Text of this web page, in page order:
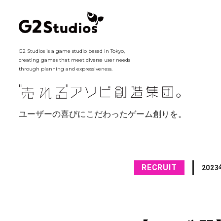
G2 Studios is a game studio based in Tokyo,
creating games that meet diverse user needs
through planning and expressiveness.
ユーザーの喜びにこだわったゲーム創りを。
RECRUIT 2023